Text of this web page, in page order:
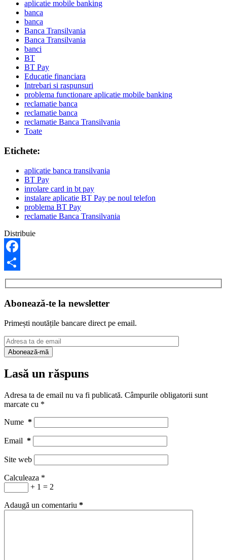
aplicatie mobile banking
banca
banca
Banca Transilvania
Banca Transilvania
banci
BT
BT Pay
Educatie financiara
Intrebari si raspunsuri
problema functionare aplicatie mobile banking
reclamatie banca
reclamatie banca
reclamatie Banca Transilvania
Toate
Etichete:
aplicatie banca transilvania
BT Pay
inrolare card in bt pay
instalare aplicatie BT Pay pe noul telefon
problema BT Pay
reclamatie Banca Transilvania
Distribuie
Facebook
Partajează
Abonează-te la newsletter
Primești noutățile bancare direct pe email.
Lasă un răspuns
Adresa ta de email nu va fi publicată. Câmpurile obligatorii sunt
marcate cu *
Nume *
Email *
Site web
Calculeaza *
+ 1 = 2
Adaugă un comentariu *